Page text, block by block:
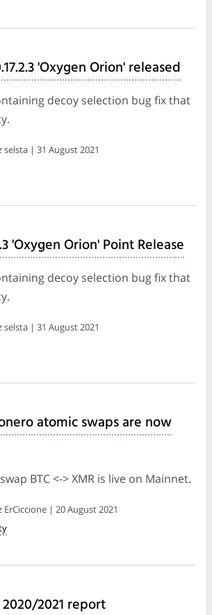
'Oxygen Orion' released
decoy selection bug fix that
| 31 August 2021
'Oxygen Orion' Point Release
decoy selection bug fix that
| 31 August 2021
atomic swaps are now
BTC <-> XMR is live on Mainnet.
| 20 August 2021
2021 report